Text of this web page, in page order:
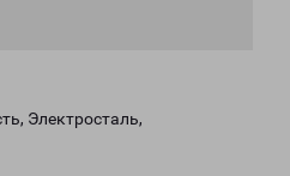
Электросталь,